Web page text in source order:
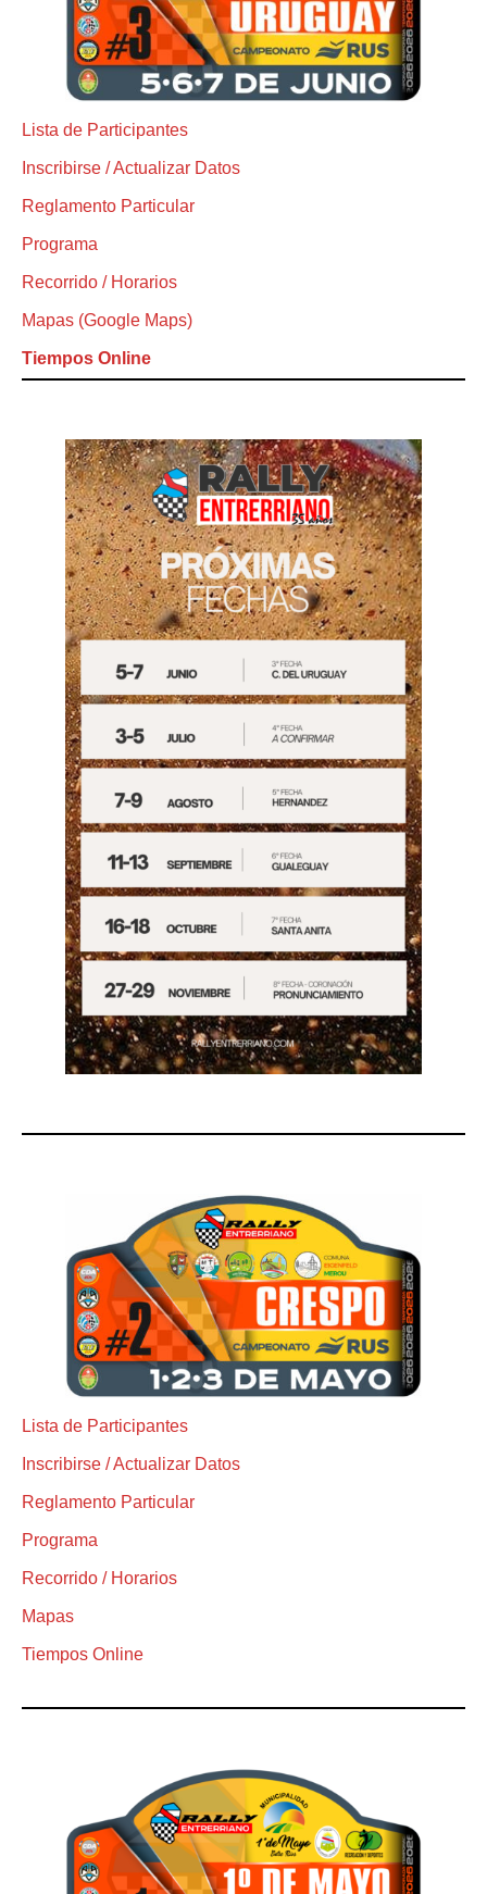
Lista de Participantes
Inscribirse / Actualizar Datos
Reglamento Particular
Programa
Recorrido / Horarios
Mapas (Google Maps)
Tiempos Online
Lista de Participantes
Inscribirse / Actualizar Datos
Reglamento Particular
Programa
Recorrido / Horarios
Mapas
Tiempos Online